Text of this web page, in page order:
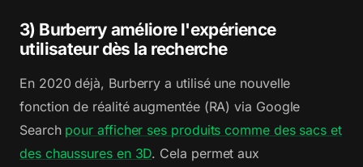
3) Burberry améliore l'expérience
utilisateur dès la recherche
En 2020 déjà, Burberry a utilisé une nouvelle
fonction de réalité augmentée (RA) via Google
Search pour afficher ses produits comme des sacs et
des chaussures en 3D. Cela permet aux